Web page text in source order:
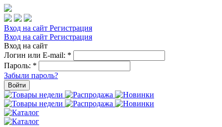
Вход на сайт Регистрация
Вход на сайт Регистрация
Вход на сайт
Логин или E-mail: *
Пароль: *
Забыли пароль?
Войти